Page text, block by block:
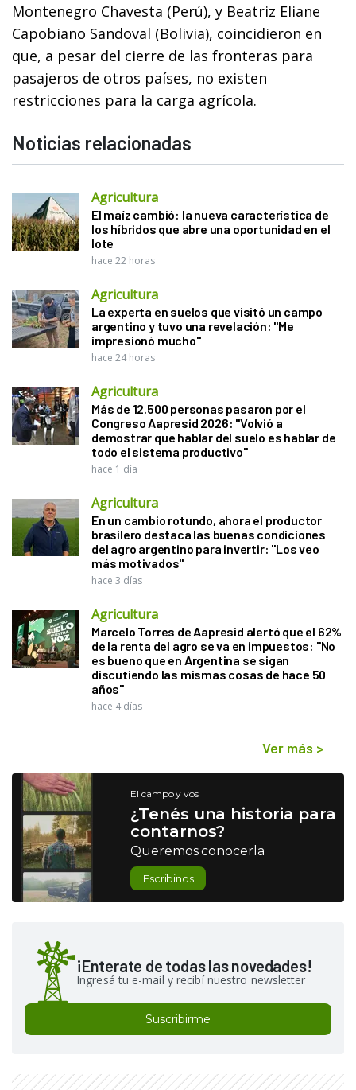
Montenegro Chavesta (Perú), y Beatriz Eliane
Capobiano Sandoval (Bolivia), coincidieron en
que, a pesar del cierre de las fronteras para
pasajeros de otros países, no existen
restricciones para la carga agrícola.
Noticias relacionadas
Agricultura
El maíz cambió: la nueva característica de
los híbridos que abre una oportunidad en el
lote
hace 22 horas
Agricultura
La experta en suelos que visitó un campo
argentino y tuvo una revelación: "Me
impresionó mucho"
hace 24 horas
Agricultura
Más de 12.500 personas pasaron por el
Congreso Aapresid 2026: "Volvió a
demostrar que hablar del suelo es hablar de
todo el sistema productivo"
hace 1 día
Agricultura
En un cambio rotundo, ahora el productor
brasilero destaca las buenas condiciones
del agro argentino para invertir: "Los veo
más motivados"
hace 3 días
Agricultura
Marcelo Torres de Aapresid alertó que el 62%
de la renta del agro se va en impuestos: "No
es bueno que en Argentina se sigan
discutiendo las mismas cosas de hace 50
años"
hace 4 días
Ver más >
El campo y vos
¿Tenés una historia para
contarnos?
Queremos conocerla
Escribinos
¡Enterate de todas las novedades!
Ingresá tu e-mail y recibí nuestro newsletter
Suscribirme